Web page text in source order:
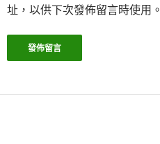
址，以供下次發佈留言時使用。